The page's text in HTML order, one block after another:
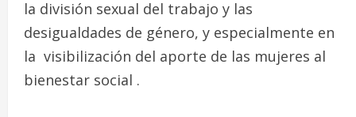
la división sexual del trabajo y las
desigualdades de género, y especialmente en
la visibilización del aporte de las mujeres al
bienestar social .